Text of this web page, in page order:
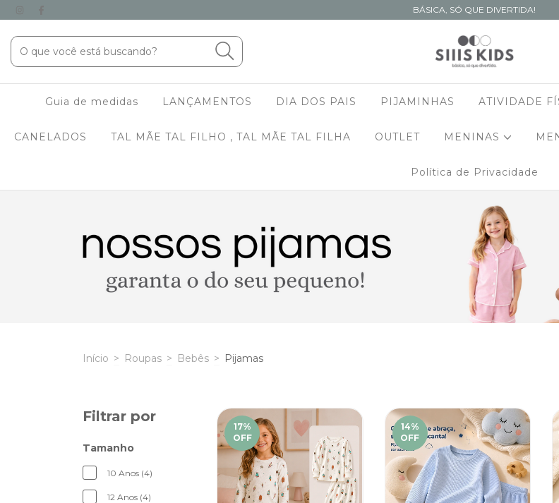
BÁSICA, SÓ QUE DIVERTIDA!
Guia de medidas LANÇAMENTOS DIA DOS PAIS PIJAMINHAS ATIVIDADE
CANELADOS TAL MÃE TAL FILHO , TAL MÃE TAL FILHA OUTLET MENINAS
Política de Privacidade
Início > Roupas > Bebês > Pijamas
Filtrar por
Tamanho
10 Anos (4)
12 Anos (4)
17%
OFF
14%
OFF